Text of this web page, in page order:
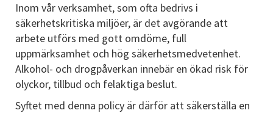
Inom vår verksamhet, som ofta bedrivs i
säkerhetskritiska miljöer, är det avgörande att
arbete utförs med gott omdöme, full
uppmärksamhet och hög säkerhetsmedvetenhet.
Alkohol- och drogpåverkan innebär en ökad risk för
olyckor, tillbud och felaktiga beslut.
Syftet med denna policy är därför att säkerställa en